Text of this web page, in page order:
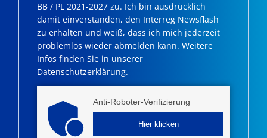
BB / PL 2021-2027 zu. Ich bin ausdrücklich
damit einverstanden, den Interreg Newsflash
zu erhalten und weiß, dass ich mich jederzeit
problemlos wieder abmelden kann. Weitere
Infos finden Sie in unserer
Datenschutzerklärung.
Anti-Roboter-Verifizierung
Hier klicken